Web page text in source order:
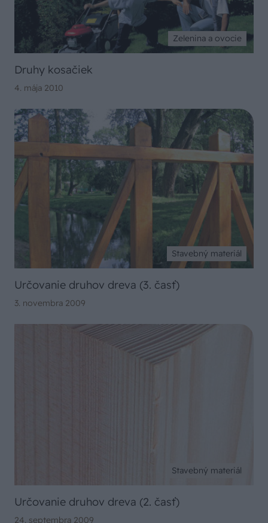
Zelenina a ovocie
Druhy kosačiek
4. mája 2010
Stavebný materiál
Určovanie druhov dreva (3. časť)
3. novembra 2009
Stavebný materiál
Určovanie druhov dreva (2. časť)
24. septembra 2009